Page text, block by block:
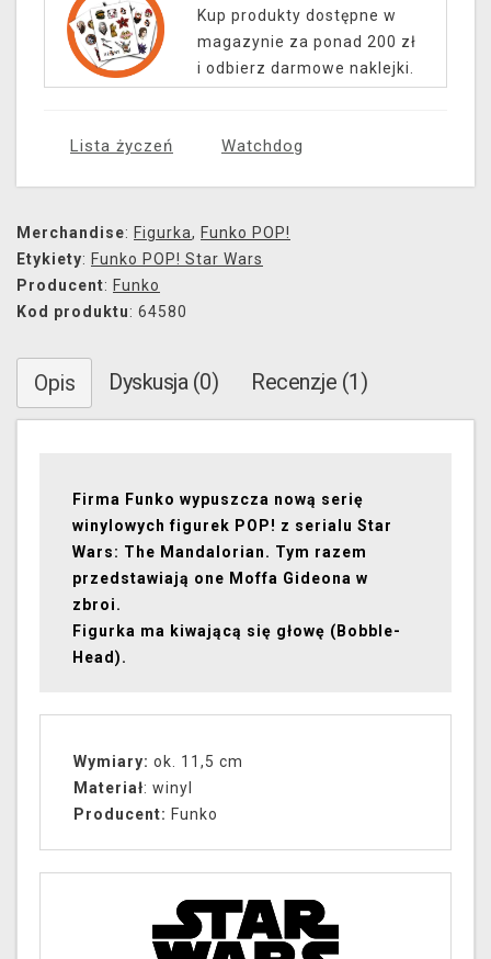
Kup produkty dostępne w
magazynie za ponad 200 zł
i odbierz darmowe naklejki.
Lista życzeń Watchdog
Merchandise: Figurka, Funko POP!
Etykiety: Funko POP! Star Wars
Producent: Funko
Kod produktu: 64580
Opis Dyskusja (0) Recenzje (1)
Firma Funko wypuszcza nową serię
winylowych figurek POP! z serialu Star
Wars: The Mandalorian. Tym razem
przedstawiają one Moffa Gideona w
zbroi.
Figurka ma kiwającą się głowę (Bobble-
Head).
Wymiary: ok. 11,5 cm
Materiał: winyl
Producent: Funko